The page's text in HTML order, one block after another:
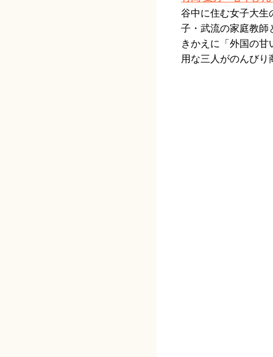
谷中に住む女子大生
子・武流の家庭教師
きかえに「外国の
用な三人がのんびり